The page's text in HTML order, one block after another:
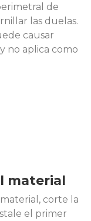
de
las duelas.
causar
no aplica como
material
corte la
el primer